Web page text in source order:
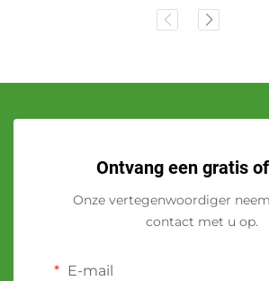
Ontvang een gratis
Onze vertegenwoordiger
contact met u op.
E-mail